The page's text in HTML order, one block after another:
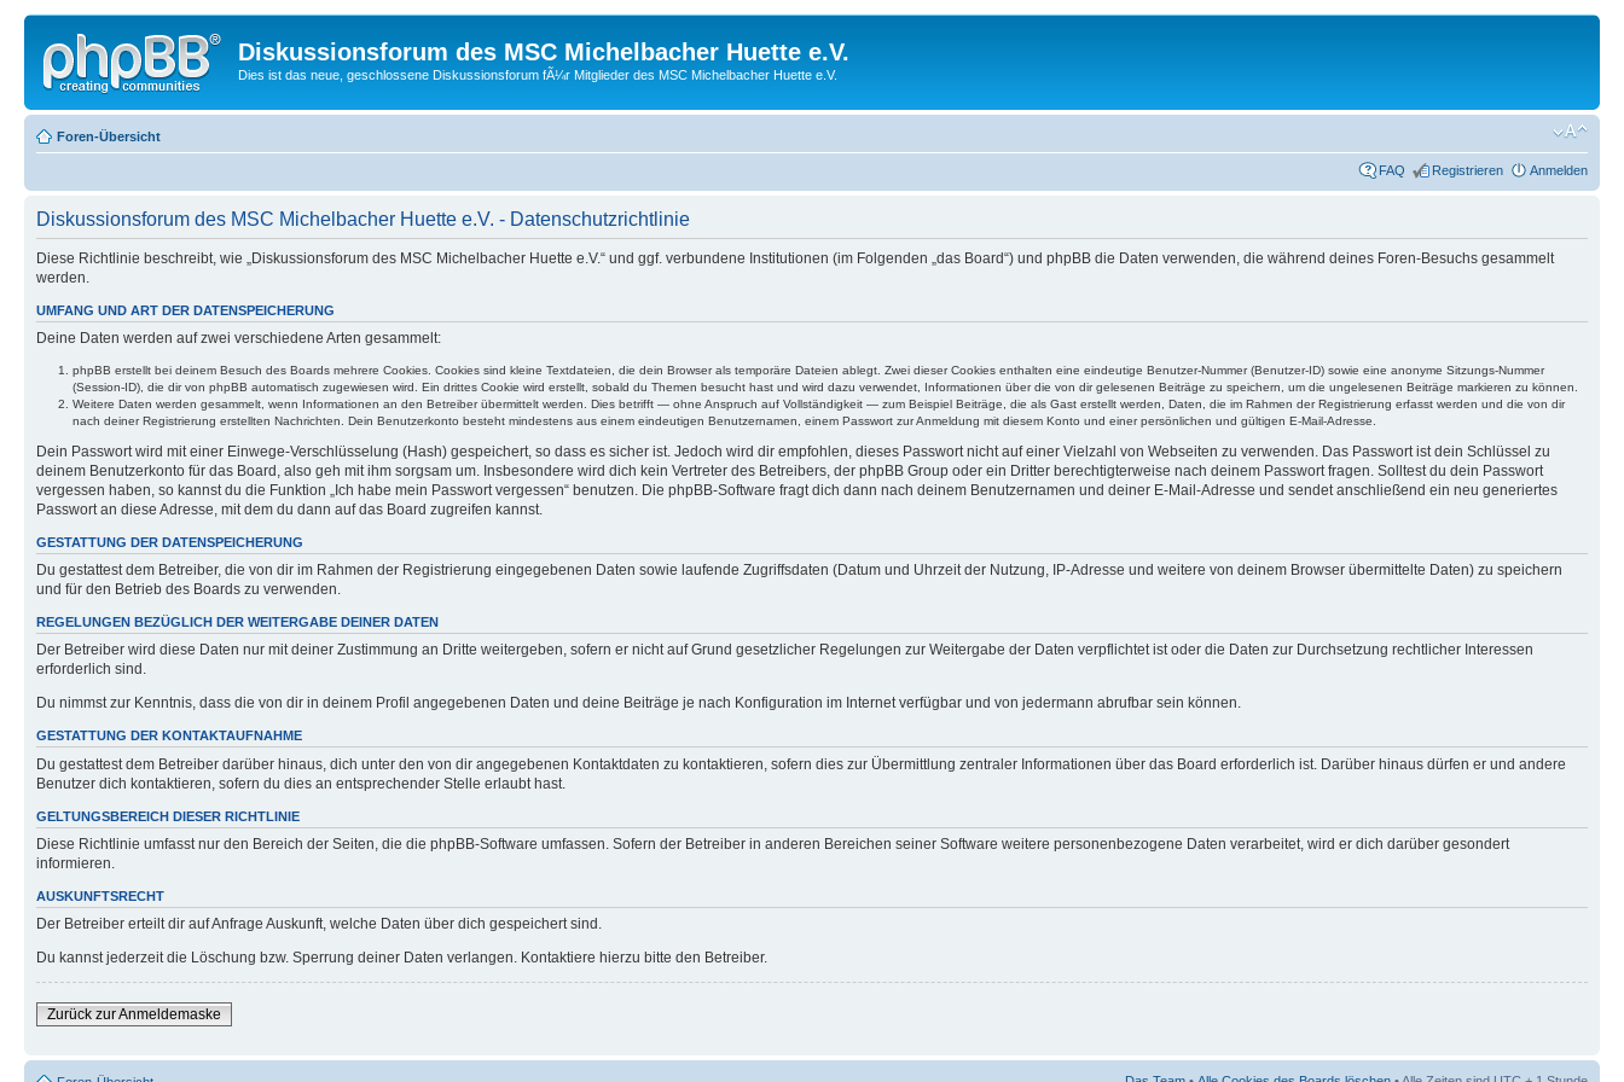
Diskussionsforum des MSC Michelbacher Huette e.V.
Dies ist das neue, geschlossene Diskussionsforum fÃ¼r Mitglieder des MSC Michelbacher Huette e.V.
Foren-Übersicht
FAQ Registrieren Anmelden
Diskussionsforum des MSC Michelbacher Huette e.V. - Datenschutzrichtlinie
Diese Richtlinie beschreibt, wie „Diskussionsforum des MSC Michelbacher Huette e.V.“ und ggf. verbundene Institutionen (im Folgenden „das Board“) und phpBB die Daten verwenden, die während deines Foren-Besuchs gesammelt
werden.
UMFANG UND ART DER DATENSPEICHERUNG
Deine Daten werden auf zwei verschiedene Arten gesammelt:
phpBB erstellt bei deinem Besuch des Boards mehrere Cookies. Cookies sind kleine Textdateien, die dein Browser als temporäre Dateien ablegt. Zwei dieser Cookies enthalten eine eindeutige Benutzer-Nummer (Benutzer-ID) sowie eine anonyme Sitzungs-Nummer
(Session-ID), die dir von phpBB automatisch zugewiesen wird. Ein drittes Cookie wird erstellt, sobald du Themen besucht hast und wird dazu verwendet, Informationen über die von dir gelesenen Beiträge zu speichern, um die ungelesenen Beiträge markieren zu können.
Weitere Daten werden gesammelt, wenn Informationen an den Betreiber übermittelt werden. Dies betrifft — ohne Anspruch auf Vollständigkeit — zum Beispiel Beiträge, die als Gast erstellt werden, Daten, die im Rahmen der Registrierung erfasst werden und die von dir
nach deiner Registrierung erstellten Nachrichten. Dein Benutzerkonto besteht mindestens aus einem eindeutigen Benutzernamen, einem Passwort zur Anmeldung mit diesem Konto und einer persönlichen und gültigen E-Mail-Adresse.
Dein Passwort wird mit einer Einwege-Verschlüsselung (Hash) gespeichert, so dass es sicher ist. Jedoch wird dir empfohlen, dieses Passwort nicht auf einer Vielzahl von Webseiten zu verwenden. Das Passwort ist dein Schlüssel zu
deinem Benutzerkonto für das Board, also geh mit ihm sorgsam um. Insbesondere wird dich kein Vertreter des Betreibers, der phpBB Group oder ein Dritter berechtigterweise nach deinem Passwort fragen. Solltest du dein Passwort
vergessen haben, so kannst du die Funktion „Ich habe mein Passwort vergessen“ benutzen. Die phpBB-Software fragt dich dann nach deinem Benutzernamen und deiner E-Mail-Adresse und sendet anschließend ein neu generiertes
Passwort an diese Adresse, mit dem du dann auf das Board zugreifen kannst.
GESTATTUNG DER DATENSPEICHERUNG
Du gestattest dem Betreiber, die von dir im Rahmen der Registrierung eingegebenen Daten sowie laufende Zugriffsdaten (Datum und Uhrzeit der Nutzung, IP-Adresse und weitere von deinem Browser übermittelte Daten) zu speichern
und für den Betrieb des Boards zu verwenden.
REGELUNGEN BEZÜGLICH DER WEITERGABE DEINER DATEN
Der Betreiber wird diese Daten nur mit deiner Zustimmung an Dritte weitergeben, sofern er nicht auf Grund gesetzlicher Regelungen zur Weitergabe der Daten verpflichtet ist oder die Daten zur Durchsetzung rechtlicher Interessen
erforderlich sind.
Du nimmst zur Kenntnis, dass die von dir in deinem Profil angegebenen Daten und deine Beiträge je nach Konfiguration im Internet verfügbar und von jedermann abrufbar sein können.
GESTATTUNG DER KONTAKTAUFNAHME
Du gestattest dem Betreiber darüber hinaus, dich unter den von dir angegebenen Kontaktdaten zu kontaktieren, sofern dies zur Übermittlung zentraler Informationen über das Board erforderlich ist. Darüber hinaus dürfen er und andere
Benutzer dich kontaktieren, sofern du dies an entsprechender Stelle erlaubt hast.
GELTUNGSBEREICH DIESER RICHTLINIE
Diese Richtlinie umfasst nur den Bereich der Seiten, die die phpBB-Software umfassen. Sofern der Betreiber in anderen Bereichen seiner Software weitere personenbezogene Daten verarbeitet, wird er dich darüber gesondert
informieren.
AUSKUNFTSRECHT
Der Betreiber erteilt dir auf Anfrage Auskunft, welche Daten über dich gespeichert sind.
Du kannst jederzeit die Löschung bzw. Sperrung deiner Daten verlangen. Kontaktiere hierzu bitte den Betreiber.
Zurück zur Anmeldemaske